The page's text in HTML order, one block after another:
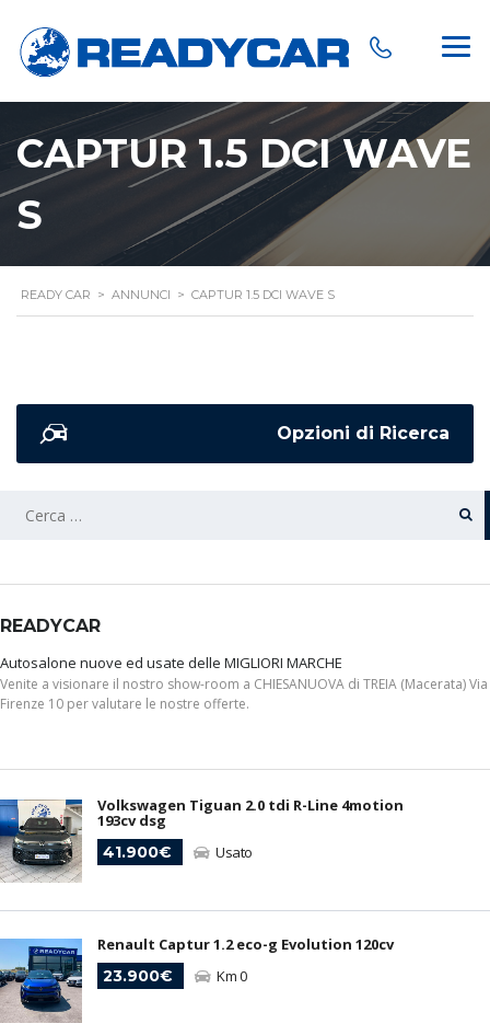
CAPTUR 1.5 DCI WAVE
S
READY CAR > ANNUNCI > CAPTUR 1.5 DCI WAVE S
Opzioni di Ricerca
RICERCA
READYCAR
Autosalone nuove ed usate delle MIGLIORI MARCHE
Venite a visionare il nostro show-room a CHIESANUOVA di TREIA (Macerata) Via
Firenze 10 per valutare le nostre offerte.
Volkswagen Tiguan 2.0 tdi R-Line 4motion
193cv dsg
41.900€
Usato
Renault Captur 1.2 eco-g Evolution 120cv
23.900€
Km 0